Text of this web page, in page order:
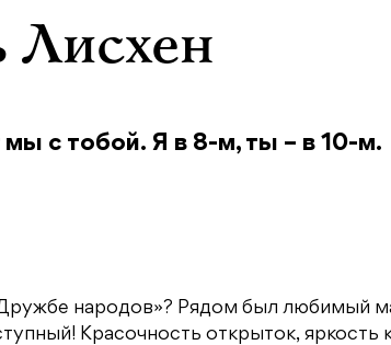
Лисхен
с тобой. Я в 8-м, ты – в 10-м.
народов»? Рядом был любимый
Красочность открыток, яркость